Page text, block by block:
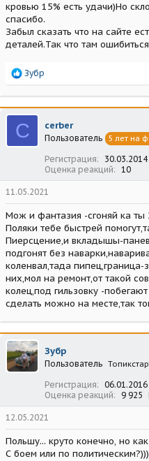
кровью 15% есть удачи)Но
спасибо.
Забыл сказать что на сайте
деталей.Так что там
Р
а
к
ц
и
и
Зубр
C cerber
Пользователь 5 лет на
Регистрация 30.03.2014
Оценка реакций
10
11.05.2021
Мож и фантазия -сгоняй ка ты
Поляки тебе быстрей
Пиерсцение,и вкладышы-
подгонят без
коленвал,тада
них,мол на ремонт,от такой
колец,под гильзовку -
сделать можно на месте,так
Зубр
Пользователь
Регистрация 06.01.2016
Оценка реакций
9 925
12.05.2021
Польшу... круто конечно, но
С боем или по